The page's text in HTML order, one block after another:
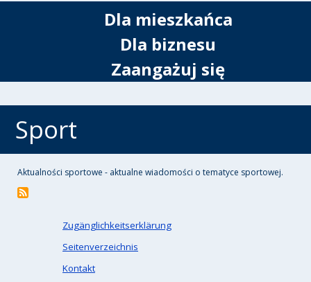
Dla mieszkańca
Dla biznesu
Zaangażuj się
Sport
Aktualności sportowe - aktualne wiadomości o tematyce sportowej.
Zugänglichkeitserklärung
Seitenverzeichnis
Kontakt